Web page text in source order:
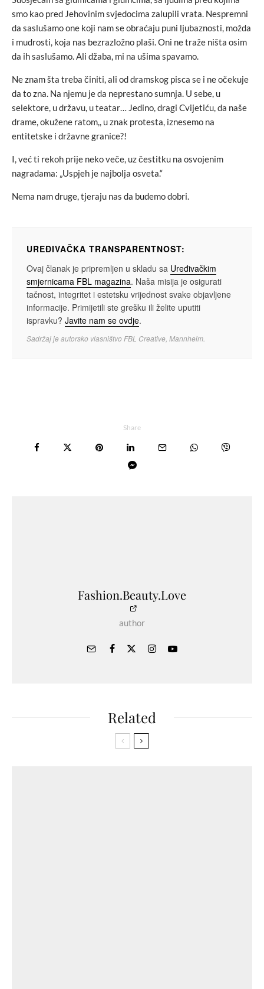
smo kao pred Jehovinim svjedocima zalupili vrata. Nespremni
da saslušamo one koji nam se obraćaju puni ljubaznosti, možda
i mudrosti, koja nas bezrazložno plaši. Oni ne traže ništa osim
da ih saslušamo. Ali džaba, mi na ušima spavamo.
Ne znam šta treba činiti, ali od dramskog pisca se i ne očekuje
da to zna. Na njemu je da neprestano sumnja. U sebe, u
selektore, u državu, u teatar… Jedino, dragi Cvijetiću, da naše
drame, okužene ratom,, u znak protesta, iznesemo na
entitetske i državne granice?!
I, već ti rekoh prije neko veče, uz čestitku na osvojenim
nagradama: „Uspjeh je najbolja osveta.“
Nema nam druge, tjeraju nas da budemo dobri.
UREĐIVAČKA TRANSPARENTNOST:
Ovaj članak je pripremljen u skladu sa Uređivačkim
smjernicama FBL magazina. Naša misija je osigurati
tačnost, integritet i estetsku vrijednost svake objavljene
informacije. Primijetili ste grešku ili želite uputiti
ispravku? Javite nam se ovdje.
Sadržaj je autorsko vlasništvo FBL Creative, Mannheim.
Share
Fashion.Beauty.Love
author
Related